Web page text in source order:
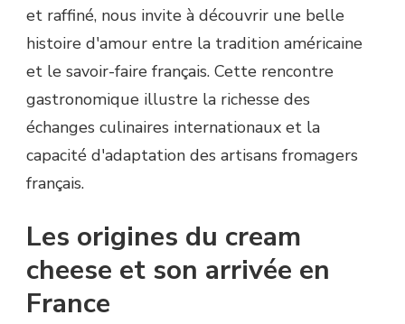
et raffiné, nous invite à découvrir une belle
histoire d'amour entre la tradition américaine
et le savoir-faire français. Cette rencontre
gastronomique illustre la richesse des
échanges culinaires internationaux et la
capacité d'adaptation des artisans fromagers
français.
Les origines du cream
cheese et son arrivée en
France